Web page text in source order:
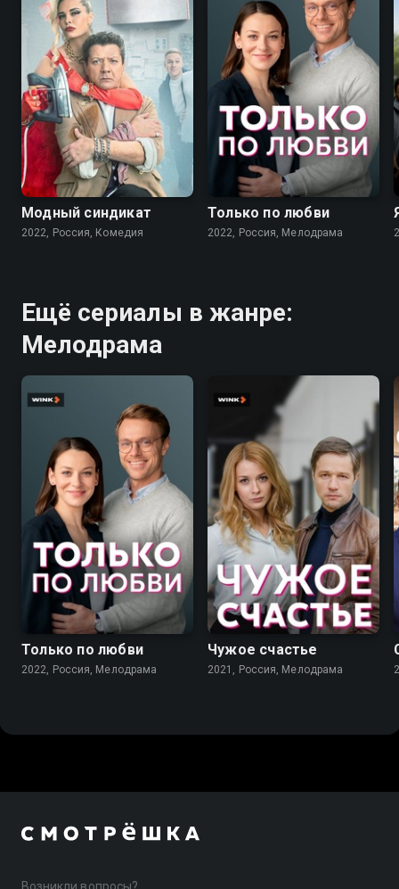
7.6
Модный синдикат
2022, Россия, Комедия
Только по любви
2022, Россия, Мелодрама
Ещё сериалы в жанре:
Мелодрама
Только по любви
2022, Россия, Мелодрама
7.2
Чужое счастье
2021, Россия, Мелодрама